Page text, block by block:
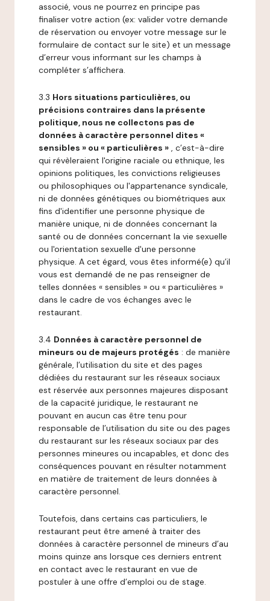
associé, vous ne pourrez en principe pas
finaliser votre action (ex: valider votre demande
de réservation ou envoyer votre message sur le
formulaire de contact sur le site) et un message
d’erreur vous informant sur les champs à
compléter s’affichera.
3.3 Hors situations particulières, ou
précisions contraires dans la présente
politique, nous ne collectons pas de
données à caractère personnel dites «
sensibles » ou « particulières » , c’est-à-dire
qui révèleraient l'origine raciale ou ethnique, les
opinions politiques, les convictions religieuses
ou philosophiques ou l'appartenance syndicale,
ni de données génétiques ou biométriques aux
fins d'identifier une personne physique de
manière unique, ni de données concernant la
santé ou de données concernant la vie sexuelle
ou l'orientation sexuelle d'une personne
physique. A cet égard, vous êtes informé(e) qu’il
vous est demandé de ne pas renseigner de
telles données « sensibles » ou « particulières »
dans le cadre de vos échanges avec le
restaurant.
3.4 Données à caractère personnel de
mineurs ou de majeurs protégés : de manière
générale, l’utilisation du site et des pages
dédiées du restaurant sur les réseaux sociaux
est réservée aux personnes majeures disposant
de la capacité juridique, le restaurant ne
pouvant en aucun cas être tenu pour
responsable de l’utilisation du site ou des pages
du restaurant sur les réseaux sociaux par des
personnes mineures ou incapables, et donc des
conséquences pouvant en résulter notamment
en matière de traitement de leurs données à
caractère personnel.
Toutefois, dans certains cas particuliers, le
restaurant peut être amené à traiter des
données à caractère personnel de mineurs d’au
moins quinze ans lorsque ces derniers entrent
en contact avec le restaurant en vue de
postuler à une offre d’emploi ou de stage.